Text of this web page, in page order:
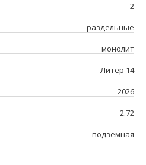
2
раздельные
монолит
Литер 14
2026
2.72
подземная